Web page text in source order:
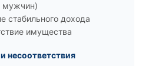
мужчин)
стабильного дохода
имущества
несоответствия